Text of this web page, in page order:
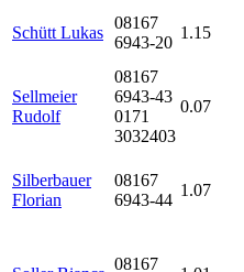
Schütt Lukas
08167
6943-20
1.15
Sellmeier
Rudolf
08167
6943-43
0171
3032403
0.07
Silberbauer
Florian
08167
6943-44
1.07
08167